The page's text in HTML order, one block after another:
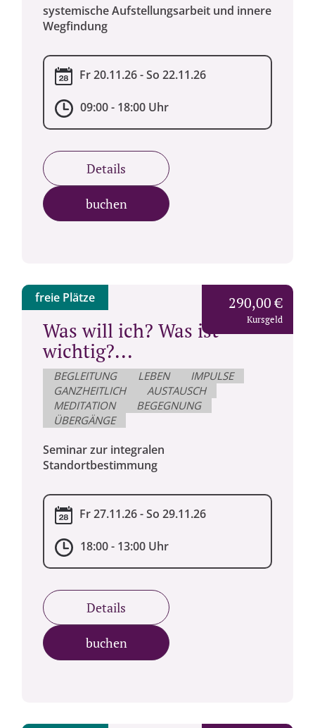
systemische Aufstellungsarbeit und innere
Wegfindung
Fr 20.11.26 - So 22.11.26
09:00 - 18:00 Uhr
Details
buchen
freie Plätze 290,00 €
Kursgeld
Was will ich? Was ist
wichtig?...
BEGLEITUNG LEBEN
IMPULSE
GANZHEITLICH
AUSTAUSCH
MEDITATION
BEGEGNUNG
ÜBERGÄNGE
Seminar zur integralen
Standortbestimmung
Fr 27.11.26 - So 29.11.26
18:00 - 13:00 Uhr
Details
buchen